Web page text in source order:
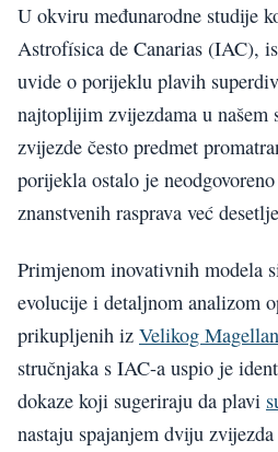
U okviru međunarodne studije
Astrofísica de Canarias (IAC),
uvide o porijeklu plavih
najtoplijim zvijezdama u našem
zvijezde često predmet
porijekla ostalo je
znanstvenih rasprava već
Primjenom inovativnih modela
evolucije i detaljnom analizom
prikupljenih iz Velikog
stručnjaka s IAC-a uspio je
dokaze koji sugeriraju da plavi
nastaju spajanjem dviju